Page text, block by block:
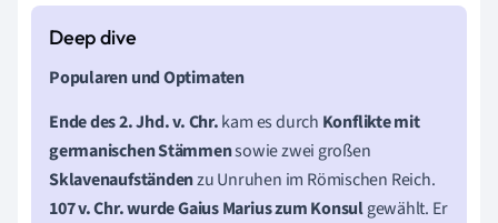
Popularen und Optimaten
Ende des 2. Jhd. v. Chr.kam es durch Konflikte mit
germanischen Stämmensowie zwei großen
Sklavenaufständenzu Unruhen im Römischen Reich.
107 v. Chr. wurde Gaius Marius zum Konsulgewählt. Er